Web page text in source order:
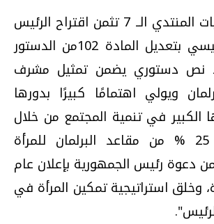
حيث جاءت توصيات المنتدي الــ 7 تثمن اقتراح الرئيس
عبد الفتاح السيسي بتعديل المادة 102من الدستور
نص دستوري يضمن تمثيل مشرف
ويولي اهتمامًا كبيرًا بدورها
الكبير في تنمية المجتمع من خلال
تخصيص نسبة 25 % من مقاعد البرلمان للمرأة
دعوة رئيس الجمهورية بإعلان عام
وخلق استراتيجية تمكين المرأة في